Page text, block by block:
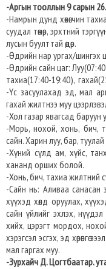
-Аргын тооллын 9 сарын
-Намрын дунд хөхөгчин
суудал төмөр, эрхтний
лусын буулттай өдөр.
-Өдрийн нар ургах/шингэх
-Өдрийн сайн цаг:
тахиа(17:40-19:40),
-Үс засуулахад эд, мал
гахай жилтнээ муу
-Хол газар явагсад баруун
-Морь, нохой, хонь, бич,
сайн. Харин луу, бар, туулай
-Хүний сүлд ам, хүйс,
хананд орших болой.
-Хонь, бич, тахиа жилтний
-Сайн нь: Аливаа санасан
хүүхэд хөлд оруулах,
сайн үйлийг эхлэх,
хийх, цэрэгт мордох,
хэрэгсэл эсгэх, эд хөрөнгө
мал гаргах муу.
-Зурхайч Д. Цогтбаатар.